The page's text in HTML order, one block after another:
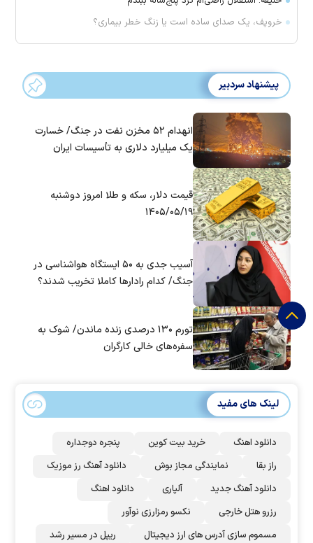
خروپف، یک صدای ساده است یا زنگ خطر بیماری؟
پیشنهاد سردبیر
انهدام ۵۲ مخزن نفت در جنگ/ خسارت
یک میلیارد دلاری به تأسیسات ایران
قیمت دلار، سکه و طلا امروز دوشنبه
۱۴۰۵/۰۵/۱۹
آسیب جدی به ۵۰ ایستگاه هواشناسی در
جنگ/ کدام رادار‌ها کاملا تخریب شدند؟
تورم ۱۳۰ درصدی زنده ماندن/ شوک به
سفره‌های خالی کارگران
لینک های مفید
دانلود اهنگ خرید بیت کوین
پنجره دوجداره
راز بقا
نمایندگی مجاز بوش
دانلود آهنگ رز‌ موزیک
دانلود آهنگ جدید
آلپاری
دانلود اهنگ
رزرو هتل خارجی
نکسو رمزارزی نوآور
مسموم سازی آدرس های ارز دیجیتال
ریپل در مسیر رشد